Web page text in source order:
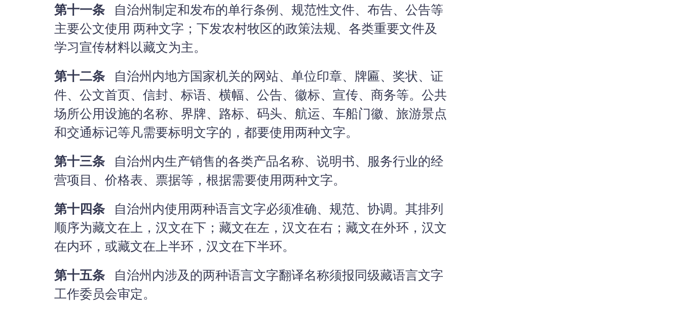
第十一条 自治州制定和发布的单行条例、规范性文件、布告、公告等
主要公文使用 两种文字；下发农村牧区的政策法规、各类重要文件及
学习宣传材料以藏文为主。
第十二条 自治州内地方国家机关的网站、单位印章、牌匾、奖状、证
件、公文首页、信封、标语、横幅、公告、徽标、宣传、商务等。公共
场所公用设施的名称、界牌、路标、码头、航运、车船门徽、旅游景点
和交通标记等凡需要标明文字的，都要使用两种文字。
第十三条 自治州内生产销售的各类产品名称、说明书、服务行业的经
营项目、价格表、票据等，根据需要使用两种文字。
第十四条 自治州内使用两种语言文字必须准确、规范、协调。其排列
顺序为藏文在上，汉文在下；藏文在左，汉文在右；藏文在外环，汉文
在内环，或藏文在上半环，汉文在下半环。
第十五条 自治州内涉及的两种语言文字翻译名称须报同级藏语言文字
工作委员会审定。